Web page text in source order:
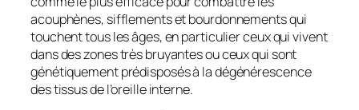
acouphènes, sifflements et bourdonnements qui
touchent tous les âges, en particulier ceux qui vivent
dans des zones très bruyantes ou ceux qui sont
génétiquement prédisposés à la dégénérescence
des tissus de l’oreille interne.